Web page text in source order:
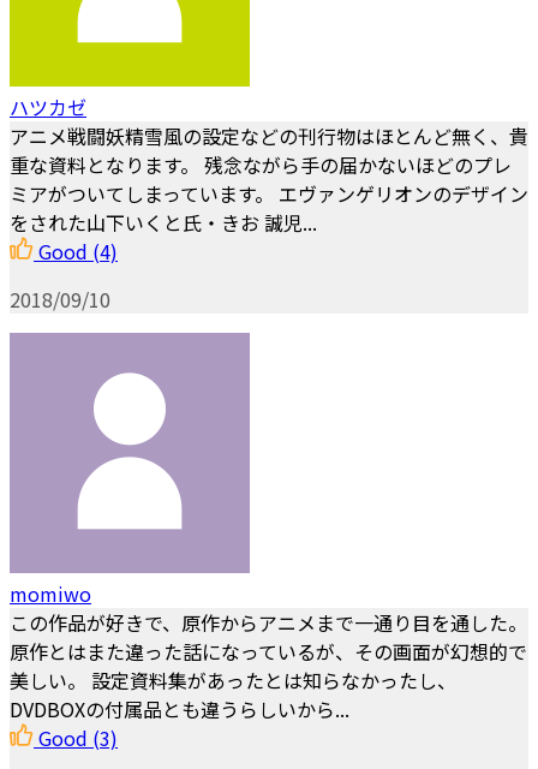
ハツカゼ
アニメ戦闘妖精雪風の設定などの刊行物はほとんど無く、貴
重な資料となります。 残念ながら手の届かないほどのプレ
ミアがついてしまっています。 エヴァンゲリオンのデザイン
をされた山下いくと氏・きお 誠児...
Good (4)
2018/09/10
momiwo
この作品が好きで、原作からアニメまで一通り目を通した。
原作とはまた違った話になっているが、その画面が幻想的で
美しい。 設定資料集があったとは知らなかったし、
DVDBOXの付属品とも違うらしいから...
Good (3)